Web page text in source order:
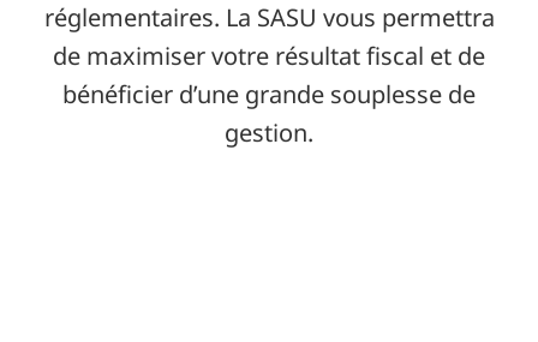
réglementaires. La SASU vous permettra
de maximiser votre résultat fiscal et de
bénéficier d’une grande souplesse de
gestion.